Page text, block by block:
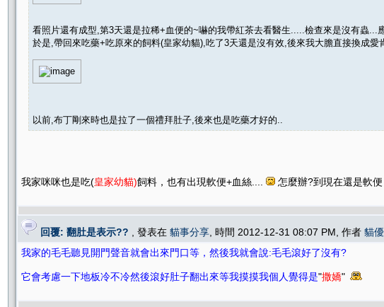
看照片還有成型,第3天還是拉稀+血便的~嚇的我帶紅茶去看醫生.....檢查來是沒有蟲...
於是,帶回來吃藥+吃原來的飼料(皇家幼貓),吃了3天還是沒有效,後來我大膽直接換成
以前,布丁剛來時也是拉了一個禮拜肚子,後來也是吃藥才好的..
我家咪咪也是吃(皇家幼貓)飼料，也有出現軟便+血絲....
怎麼辦?到現在還是軟
回覆: 翻肚是表示?? , 發表在 貓事分享 , 時間 2012-12-31 08:07 PM, 作者 貓優
我家的毛毛聽見開門聲音就會出來門口等，然後我就會說:毛毛滾好了沒有?
它會考慮一下地板冷不冷然後滾好肚子翻出來等我摸摸我個人覺得是"撒嬌"